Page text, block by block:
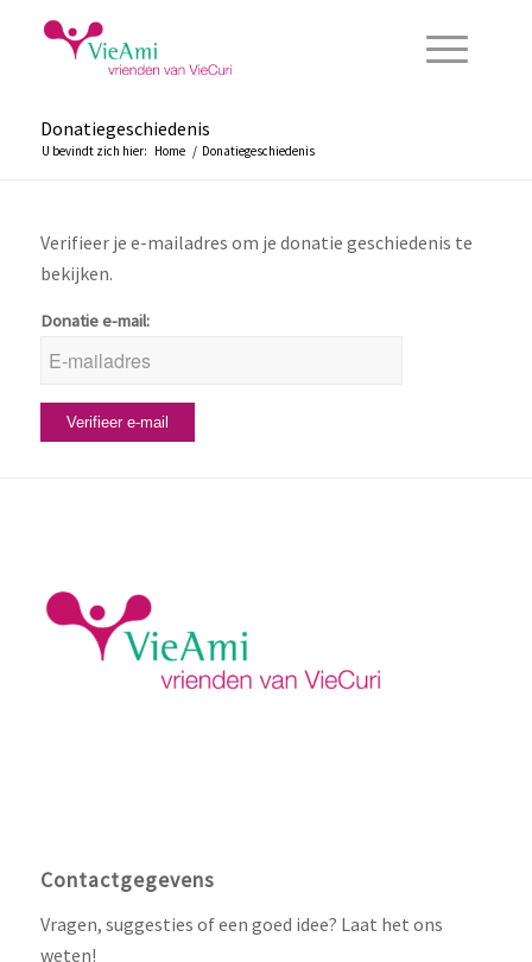
Donatiegeschiedenis
U bevindt zich hier: Home / Donatiegeschiedenis
Verifieer je e-mailadres om je donatie geschiedenis te
bekijken.
Donatie e-mail:
Contactgegevens
Vragen, suggesties of een goed idee? Laat het ons
weten!